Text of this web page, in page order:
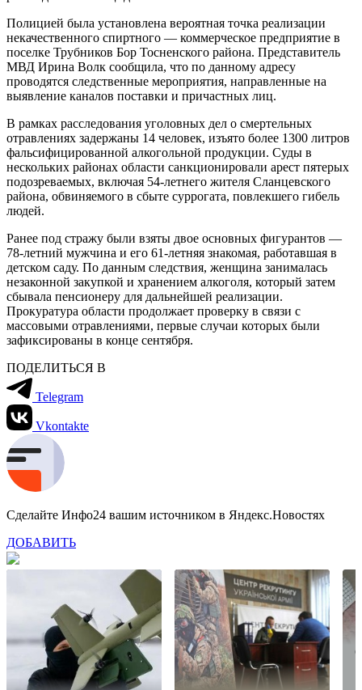
Полицией была установлена вероятная точка реализации
некачественного спиртного — коммерческое предприятие в
поселке Трубников Бор Тосненского района. Представитель
МВД Ирина Волк сообщила, что по данному адресу
проводятся следственные мероприятия, направленные на
выявление каналов поставки и причастных лиц.
В рамках расследования уголовных дел о смертельных
отравлениях задержаны 14 человек, изъято более 1300 литров
фальсифицированной алкогольной продукции. Суды в
нескольких районах области санкционировали арест пятерых
подозреваемых, включая 54-летнего жителя Сланцевского
района, обвиняемого в сбыте суррогата, повлекшего гибель
людей.
Ранее под стражу были взяты двое основных фигурантов —
78-летний мужчина и его 61-летняя знакомая, работавшая в
детском саду. По данным следствия, женщина занималась
незаконной закупкой и хранением алкоголя, который затем
сбывала пенсионеру для дальнейшей реализации.
Прокуратура области продолжает проверку в связи с
массовыми отравлениями, первые случаи которых были
зафиксированы в конце сентября.
ПОДЕЛИТЬСЯ В
Telegram
Vkontakte
Сделайте Инфо24 вашим источником в Яндекс.Новостях
ДОБАВИТЬ